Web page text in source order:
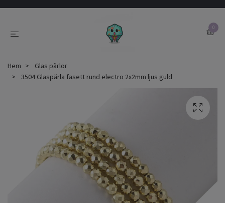
0
Hem
Glas pärlor
3504 Glaspärla fasett rund electro 2x2mm ljus guld